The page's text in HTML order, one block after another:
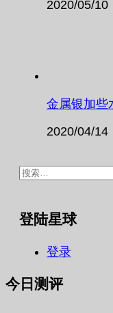
2020/05/10
金属银加些
2020/04/14
搜
登陆星球
登录
今日测评